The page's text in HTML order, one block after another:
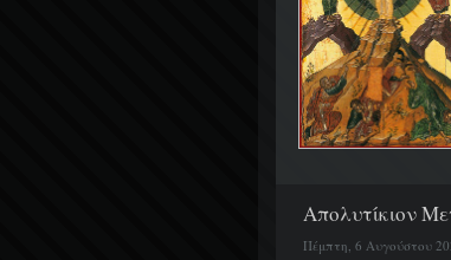
Απολυτίκιον
Πέμπτη, 6 Αυγούστου